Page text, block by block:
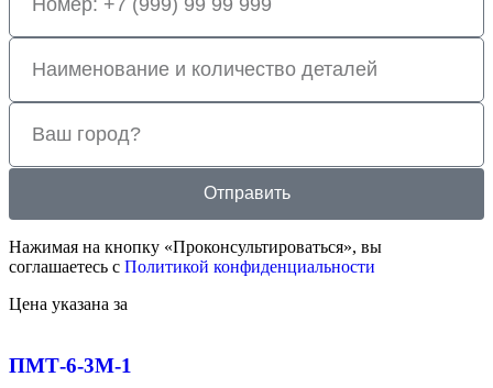
Отправить
Нажимая на кнопку «Проконсультироваться», вы
соглашаетесь с Политикой конфиденциальности
Цена указана за
ПМТ-6-3М-1